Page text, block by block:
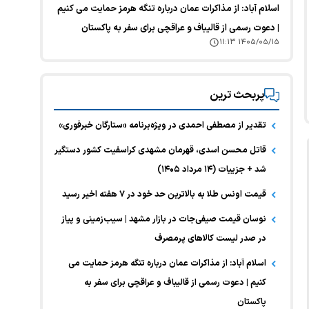
اسلام آباد: از مذاکرات عمان درباره تنگه هرمز حمایت می کنیم
| دعوت رسمی از قالیباف و عراقچی برای سفر به پاکستان
۱۴۰۵/۰۵/۱۵ ۱۱:۱۳
پربحث ترین
تقدیر از مصطفی احمدی در ویژه‌برنامه «ستارگان خبرفوری»
قاتل محسن اسدی، قهرمان مشهدی کراسفیت کشور دستگیر
شد + جزییات (۱۴ مرداد ۱۴۰۵)
قیمت اونس طلا به بالاترین حد خود در ۷ هفته اخیر رسید
نوسان قیمت صیفی‌جات در بازار مشهد | سیب‌زمینی و پیاز
در صدر لیست کالا‌های پرمصرف
اسلام آباد: از مذاکرات عمان درباره تنگه هرمز حمایت می
کنیم | دعوت رسمی از قالیباف و عراقچی برای سفر به
پاکستان